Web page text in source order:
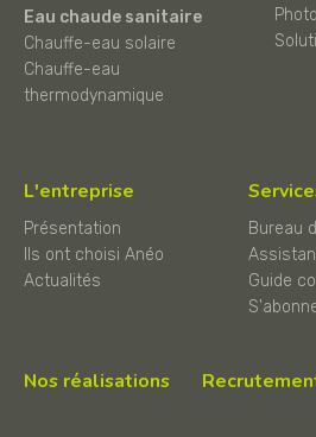
Eau chaude sanitaire
Chauffe-eau solaire
Chauffe-eau
thermodynamique
L'entreprise
Présentation
Ils ont choisi Anéo
Actualités
Bureau
Guide
Nos réalisations